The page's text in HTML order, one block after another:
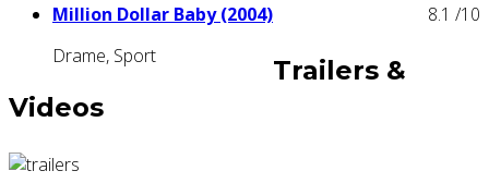
Million Dollar Baby (2004)
Drame, Sport
8.1 /10
Trailers &
Videos